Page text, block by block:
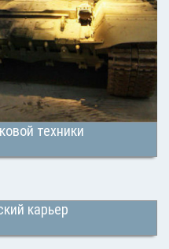
техники
карьер